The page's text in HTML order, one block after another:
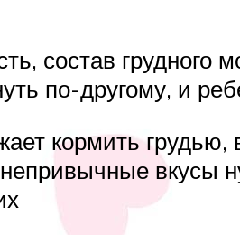
состав грудного
по-другому, и
кормить
вкусы